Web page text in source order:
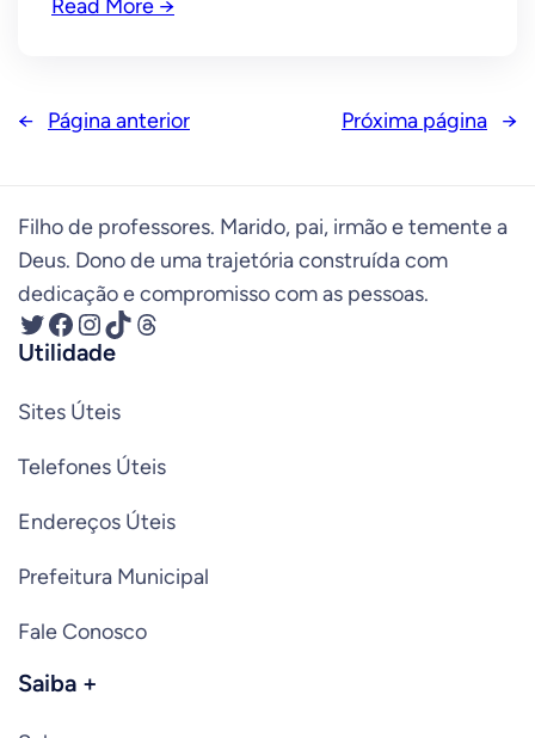
cerca de 120 mil habitantes, além de
importante polo comercial, cultural e
Read More →
← Página anterior Próxima página →
Filho de professores. Marido, pai, irmão e temente a
Deus. Dono de uma trajetória construída com
dedicação e compromisso com as pessoas.
Twitter Facebook InstagramTikTok Threads
Utilidade
Sites Úteis
Telefones Úteis
Endereços Úteis
Prefeitura Municipal
Fale Conosco
Saiba +